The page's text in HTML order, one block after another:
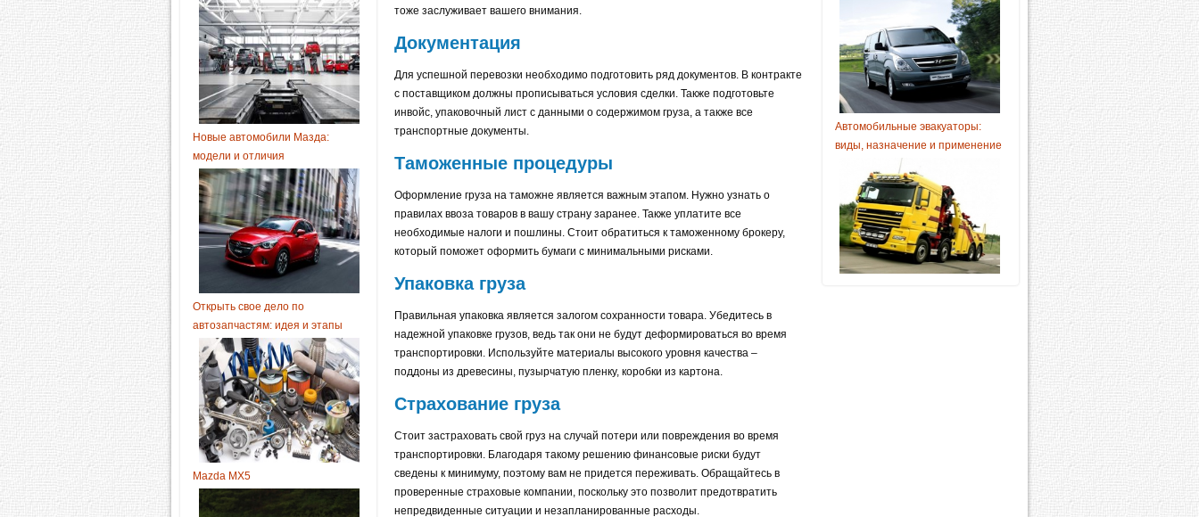
Новые автомобили Мазда:
модели и отличия
Открыть свое дело по
автозапчастям: идея и этапы
Mazda MX5
тоже заслуживает вашего внимания.
Документация
Для успешной перевозки необходимо подготовить ряд документов. В контракте
с поставщиком должны прописываться условия сделки. Также подготовьте
инвойс, упаковочный лист с данными о содержимом груза, а также все
транспортные документы.
Таможенные процедуры
Оформление груза на таможне является важным этапом. Нужно узнать о
правилах ввоза товаров в вашу страну заранее. Также уплатите все
необходимые налоги и пошлины. Стоит обратиться к таможенному брокеру,
который поможет оформить бумаги с минимальными рисками.
Упаковка груза
Правильная упаковка является залогом сохранности товара. Убедитесь в
надежной упаковке грузов, ведь так они не будут деформироваться во время
транспортировки. Используйте материалы высокого уровня качества –
поддоны из древесины, пузырчатую пленку, коробки из картона.
Страхование груза
Стоит застраховать свой груз на случай потери или повреждения во время
транспортировки. Благодаря такому решению финансовые риски будут
сведены к минимуму, поэтому вам не придется переживать. Обращайтесь в
проверенные страховые компании, поскольку это позволит предотвратить
непредвиденные ситуации и незапланированные расходы.
Автомобильные эвакуаторы:
виды, назначение и применение